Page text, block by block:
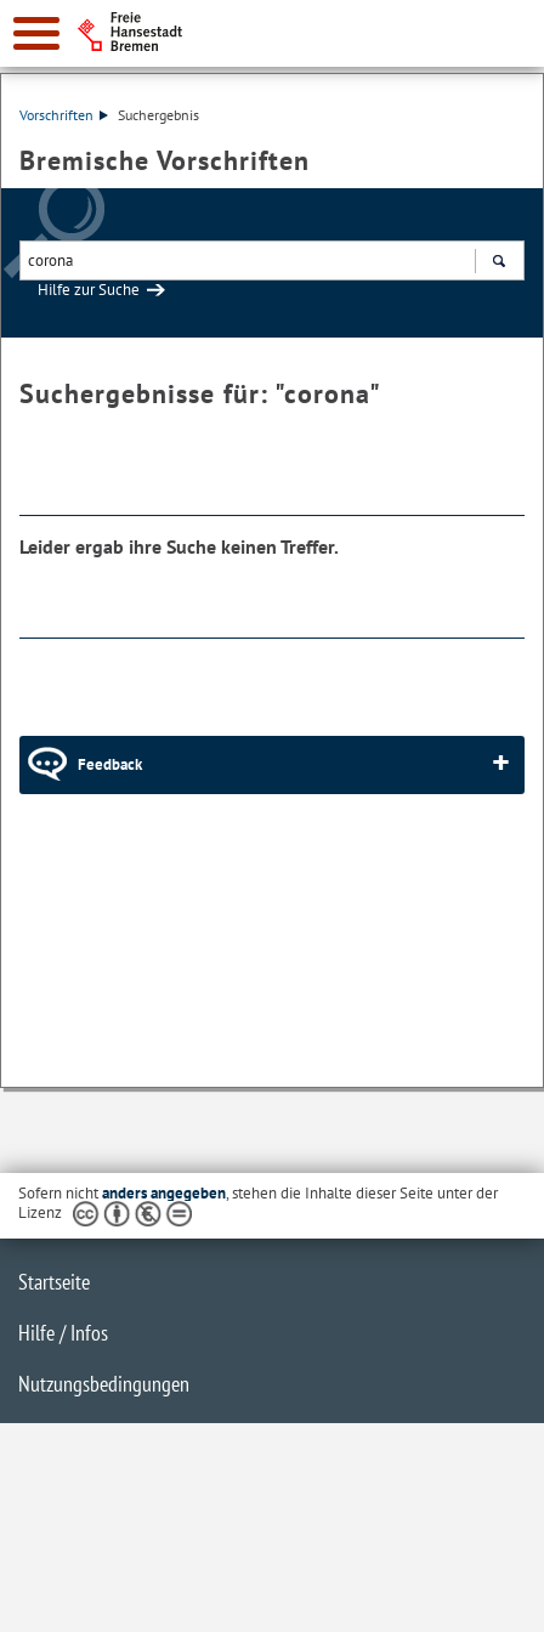
Vorschriften Suchergebnis
Bremische Vorschriften
Hilfe zur Suche
Suchergebnisse für: "corona"
Leider ergab ihre Suche keinen Treffer.
Feedback
Sofern nichtanders angegeben, stehen die Inhalte dieser Seite unter der
Lizenz
Startseite
Hilfe / Infos
Nutzungsbedingungen